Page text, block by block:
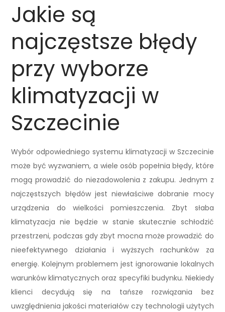
Jakie są
najczęstsze błędy
przy wyborze
klimatyzacji w
Szczecinie
Wybór odpowiedniego systemu klimatyzacji w Szczecinie
może być wyzwaniem, a wiele osób popełnia błędy, które
mogą prowadzić do niezadowolenia z zakupu. Jednym z
najczęstszych błędów jest niewłaściwe dobranie mocy
urządzenia do wielkości pomieszczenia. Zbyt słaba
klimatyzacja nie będzie w stanie skutecznie schłodzić
przestrzeni, podczas gdy zbyt mocna może prowadzić do
nieefektywnego działania i wyższych rachunków za
energię. Kolejnym problemem jest ignorowanie lokalnych
warunków klimatycznych oraz specyfiki budynku. Niekiedy
klienci decydują się na tańsze rozwiązania bez
uwzględnienia jakości materiałów czy technologii użytych